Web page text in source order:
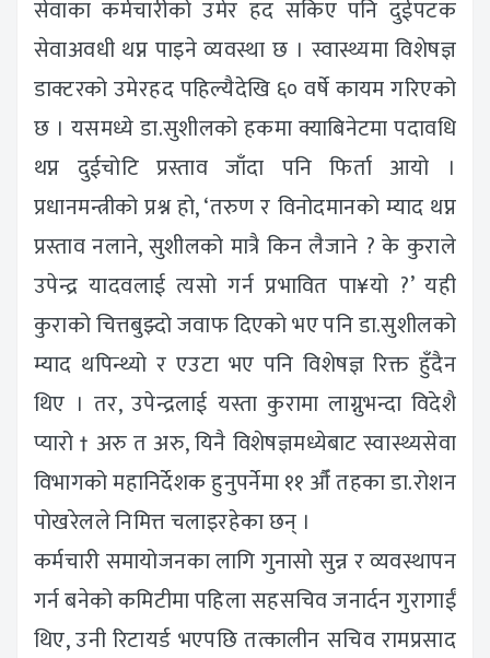
सेवाका कर्मचारीको उमेर हद सकिए पनि दुईपटक
सेवाअवधी थप्न पाइने व्यवस्था छ । स्वास्थ्यमा विशेषज्ञ
डाक्टरको उमेरहद पहिल्यैदेखि ६० वर्षे कायम गरिएको
छ । यसमध्ये डा.सुशीलको हकमा क्याबिनेटमा पदावधि
थप्न दुईचोटि प्रस्ताव जाँदा पनि फिर्ता आयो ।
प्रधानमन्त्रीको प्रश्न हो, ‘तरुण र विनोदमानको म्याद थप्न
प्रस्ताव नलाने, सुशीलको मात्रै किन लैजाने ? के कुराले
उपेन्द्र यादवलाई त्यसो गर्न प्रभावित पा¥यो ?’ यही
कुराको चित्तबुझ्दो जवाफ दिएको भए पनि डा.सुशीलको
म्याद थपिन्थ्यो र एउटा भए पनि विशेषज्ञ रिक्त हुँदैन
थिए । तर, उपेन्द्रलाई यस्ता कुरामा लाग्नुभन्दा विदेशै
प्यारो † अरु त अरु, यिनै विशेषज्ञमध्येबाट स्वास्थ्यसेवा
विभागको महानिर्देशक हुनुपर्नेमा ११ औँ तहका डा.रोशन
पोखरेलले निमित्त चलाइरहेका छन् ।
कर्मचारी समायोजनका लागि गुनासो सुन्न र व्यवस्थापन
गर्न बनेको कमिटीमा पहिला सहसचिव जनार्दन गुरागाईं
थिए, उनी रिटायर्ड भएपछि तत्कालीन सचिव रामप्रसाद